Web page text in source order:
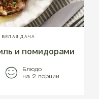
ДАЧА
и помидорами
Блюдо
на 2 порции